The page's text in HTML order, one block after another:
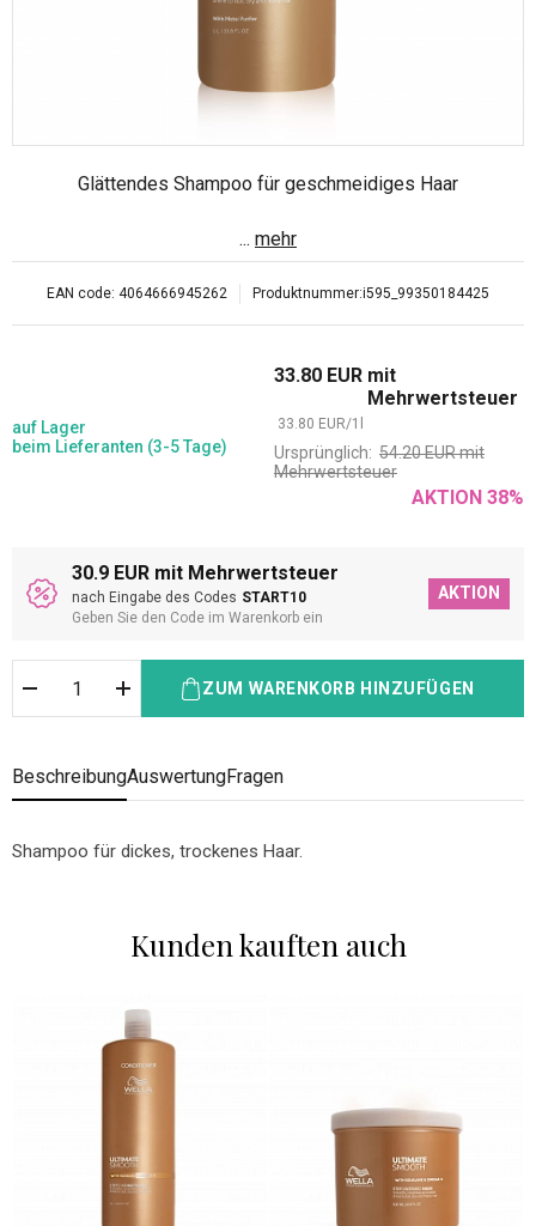
Glättendes Shampoo für geschmeidiges Haar
... mehr
EAN code: 4064666945262 Produktnummer:i595_99350184425
auf Lager
beim Lieferanten (3-5 Tage)
33.80 EUR mit
Mehrwertsteuer
33.80 EUR/1
Ursprünglich: 54.20EURmit
Mehrwertsteuer
AKTION 38%
30.9 EUR mit Mehrwertsteuer
nach Eingabe des Codes START10
Geben Sie den Code im Warenkorb ein
AKTION
ZUM WARENKORB HINZUFÜGEN
BeschreibungAuswertungFragen
Shampoo für dickes, trockenes Haar.
Kunden kauften auch